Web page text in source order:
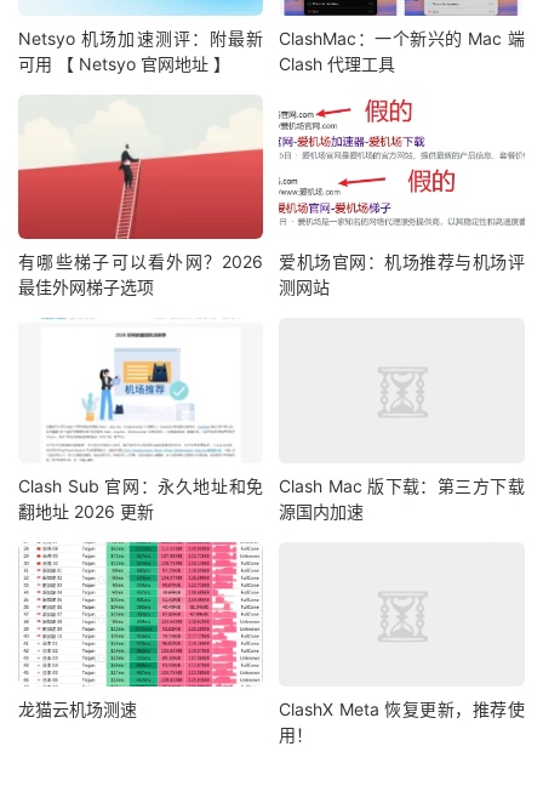
Netsyo 机场加速测评：附最新
可用 【 Netsyo 官网地址 】
ClashMac：一个新兴的 Mac 端
Clash 代理工具
有哪些梯子可以看外网？2026
最佳外网梯子选项
爱机场官网：机场推荐与机场评
测网站
Clash Sub 官网：永久地址和免
翻地址 2026 更新
Clash Mac 版下载：第三方下载
源国内加速
龙猫云机场测速
ClashX Meta 恢复更新，推荐使
用！